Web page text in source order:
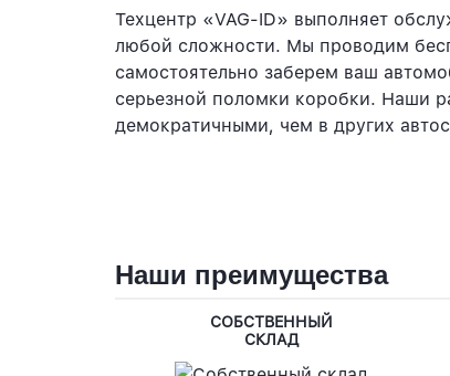
Техцентр «VAG-ID» выполняет
любой сложности. Мы проводим
самостоятельно заберем ваш
серьезной поломки коробки. Наши
демократичными, чем в других
Наши преимущества
СОБСТВЕННЫЙ
СКЛАД